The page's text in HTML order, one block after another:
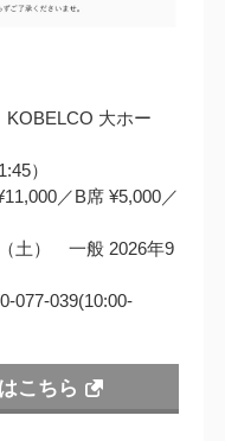
大ホー
）
／B席 ¥5,000／
土） 一般 2026年9
077-039(10:00-
こちら